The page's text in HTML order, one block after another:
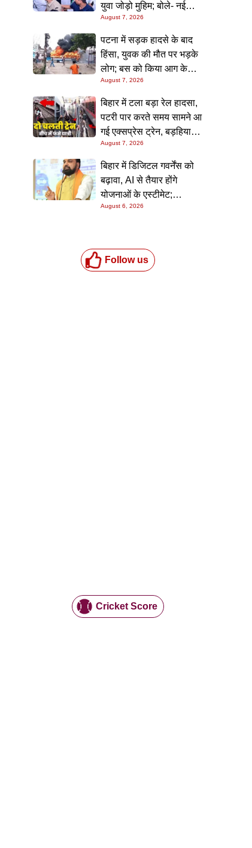
युवा जोड़ो मुहिम; बोले- नई
पीढ़ी तक पहुंचाएं नीतीश
सरकार के 20 सालों के काम
August 7, 2026
पटना में सड़क हादसे के बाद
हिंसा, युवक की मौत पर भड़के
लोग; बस को किया आग के
हवाले, पुलिस और मीडिया पर
भी हमला
August 7, 2026
बिहार में टला बड़ा रेल हादसा,
पटरी पार करते समय सामने आ
गई एक्सप्रेस ट्रेन, बड़हिया
स्टेशन पर मची अफरा-तफरी,
यात्रियों की लापरवाही आई
August 7, 2026
बिहार में डिजिटल गवर्नेंस को
बढ़ावा, AI से तैयार होंगे
योजनाओं के एस्टीमेट;
मुख्यमंत्री ने परियोजना
August 6, 2026
Follow us
Cricket Score